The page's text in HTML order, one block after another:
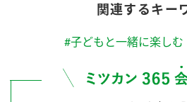
関連するキー
#子どもと一緒に楽しむ